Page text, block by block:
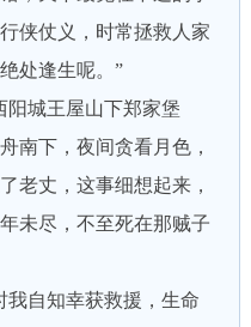
侠仗义，时常拯救人家
处逢生呢。”
城王屋山下郑家堡
南下，夜间贪看月色，
老丈，这事细想起来，
未尽，不至死在那贼子
自知幸获救援，生命